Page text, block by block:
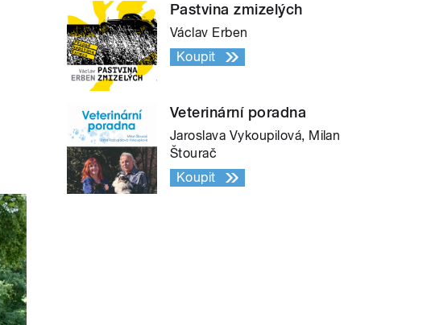
Pastvina zmizelých
Václav Erben
Koupit
Veterinární poradna
Jaroslava Vykoupilová, Milan
Štourač
Koupit